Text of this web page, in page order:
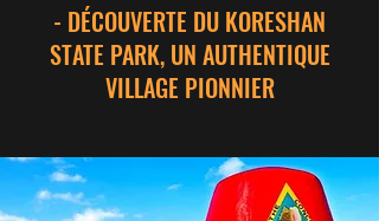
- DÉCOUVERTE DU KORESHAN
STATE PARK, UN AUTHENTIQUE
VILLAGE PIONNIER